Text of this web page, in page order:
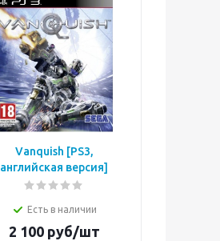
Vanquish [PS3,
английская версия]
Есть в наличии
2 100руб/шт